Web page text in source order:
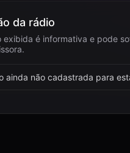
da rádio
exibida é informativa e pode
ainda não cadastrada para